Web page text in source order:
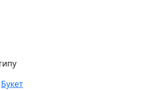
Букет